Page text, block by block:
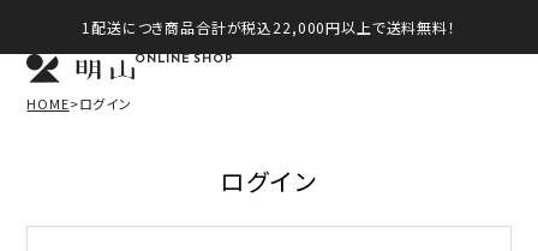
1配送につき商品合計が税込22,000円以上で送料無料！
ONLINE SHOP
HOME ログイン
ログイン